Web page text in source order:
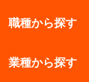
職種から探す
業種から探す